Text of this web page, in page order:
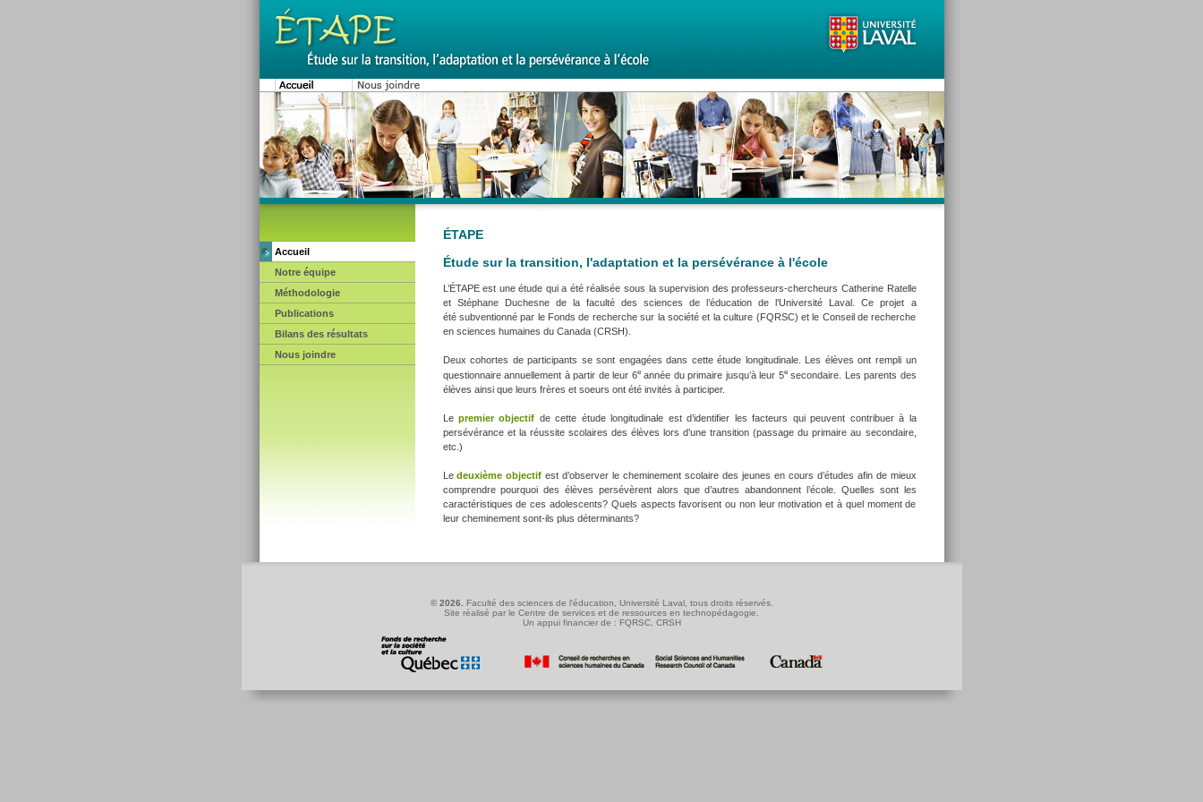
Accueil
Notre équipe
Méthodologie
Publications
Bilans des résultats
Nous joindre
ÉTAPE
Étude sur la transition, l'adaptation et la persévérance à l'école
L’ÉTAPE est une étude qui a été réalisée sous la supervision des professeurs-chercheurs Catherine Ratelle
et Stéphane Duchesne de la faculté des sciences de l’éducation de l’Université Laval. Ce projet a
été subventionné par le Fonds de recherche sur la société et la culture (FQRSC) et le Conseil de recherche
en sciences humaines du Canada (CRSH).
Deux cohortes de participants se sont engagées dans cette étude longitudinale. Les élèves ont rempli un
questionnaire annuellement à partir de leur 6eannée du primaire jusqu’à leur 5esecondaire. Les parents des
élèves ainsi que leurs frères et soeurs ont été invités à participer.
Le premier objectif de cette étude longitudinale est d’identifier les facteurs qui peuvent contribuer à la
persévérance et la réussite scolaires des élèves lors d’une transition (passage du primaire au secondaire,
etc.)
Ledeuxième objectif est d’observer le cheminement scolaire des jeunes en cours d’études afin de mieux
comprendre pourquoi des élèves persévèrent alors que d’autres abandonnent l’école. Quelles sont les
caractéristiques de ces adolescents? Quels aspects favorisent ou non leur motivation et à quel moment de
leur cheminement sont-ils plus déterminants?
© 2026. Faculté des sciences de l'éducation Université Laval, tous droits réservés.
Site réalisé par le Centre de services et de ressources en technopédagogie
Un appui financier de : FQRSC, CRSH